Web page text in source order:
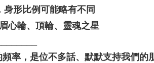
身形比例可能略有不同
心輪、頂輪、靈魂之星
率，是位不多話、默默支持我們